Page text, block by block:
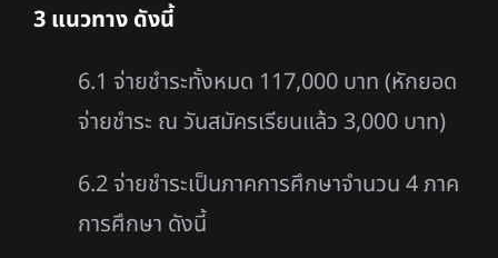
3 แนวทาง ดังนี้
6.1 จ่ายชำระทั้งหมด 117,000 บาท (หักยอด
จ่ายชำระ ณ วันสมัครเรียนแล้ว 3,000 บาท)
6.2 จ่ายชำระเป็นภาคการศึกษาจำนวน 4 ภาค
การศึกษา ดังนี้